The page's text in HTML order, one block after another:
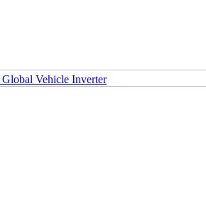
Vehicle Inverter